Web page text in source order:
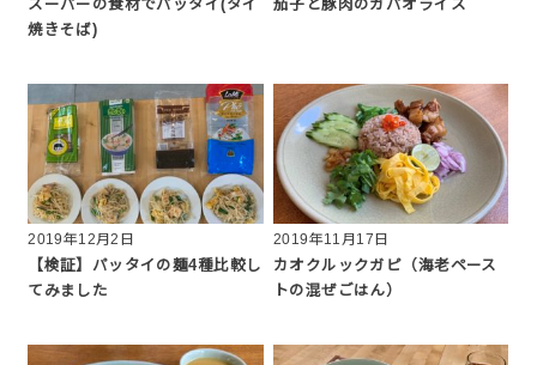
スーパーの食材でパッタイ(タイ
焼きそば)
茄子と豚肉のガパオライス
2019年12月2日
【検証】パッタイの麺4種比較し
てみました
2019年11月17日
カオクルックガピ（海老ペース
トの混ぜごはん）